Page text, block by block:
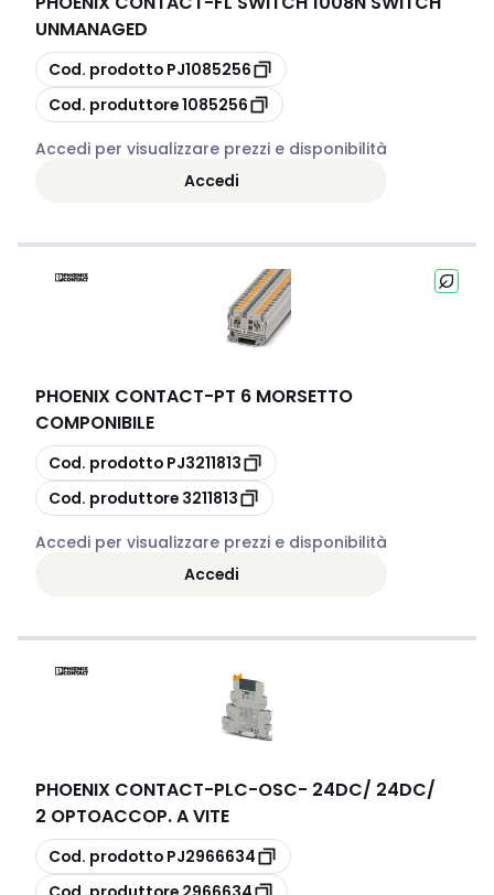
UNMANAGED
copia
Cod. prodotto PJ1085256
copia
Cod. produttore1085256
Accedi per visualizzare prezzi e disponibilità
Accedi
PHOENIX CONTACT-PT 6 MORSETTO
COMPONIBILE
copia
Cod. prodotto PJ3211813
copia
Cod. produttore 3211813
Accedi per visualizzare prezzi e disponibilità
Accedi
PHOENIX CONTACT-PLC-OSC- 24DC/ 24DC/
2 OPTOACCOP. A VITE
copia
Cod. prodotto PJ2966634
copia